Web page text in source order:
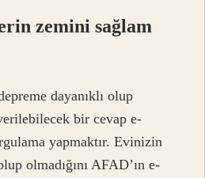
zemini sağlam
dayanıklı olup
bir cevap e-
yapmaktır. Evinizin
olmadığını AFAD’ın e-